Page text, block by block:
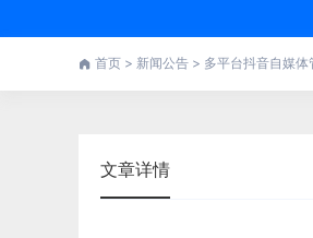
首页 > 新闻公告 > 多平台抖音自媒体
文章详情